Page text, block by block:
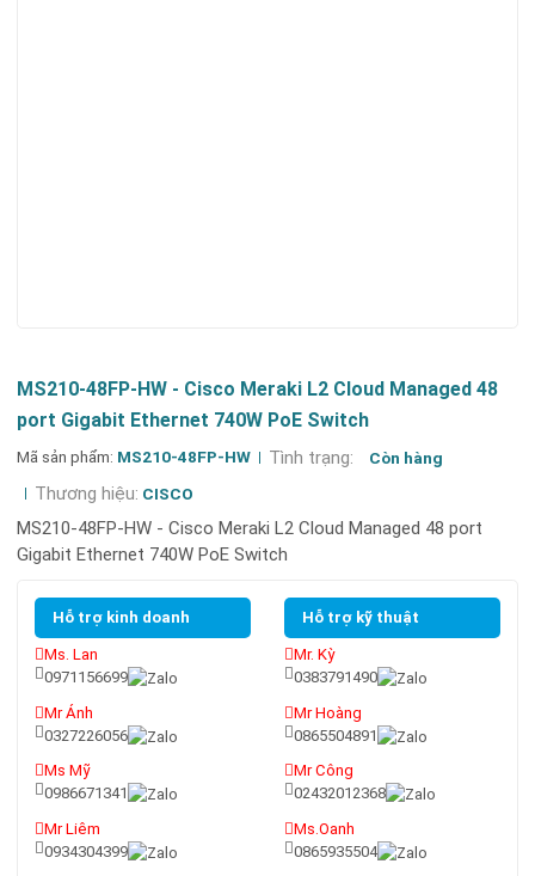
MS210-48FP-HW - Cisco Meraki L2 Cloud Managed 48
port Gigabit Ethernet 740W PoE Switch
Mã sản phẩm: MS210-48FP-HW Tình trạng: Còn hàng
Thương hiệu: CISCO
MS210-48FP-HW - Cisco Meraki L2 Cloud Managed 48 port
Gigabit Ethernet 740W PoE Switch
Hỗ trợ kinh doanh
Ms. Lan
0971156699
Mr Ánh
0327226056
Ms Mỹ
0986671341
Mr Liêm
0934304399
Hỗ trợ kỹ thuật
Mr. Kỳ
0383791490
Mr Hoàng
0865504891
Mr Công
02432012368
Ms.Oanh
0865935504